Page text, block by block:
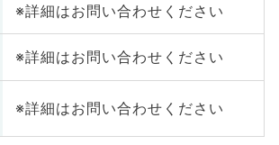
※詳細はお問い合わせください
※詳細はお問い合わせください
※詳細はお問い合わせください